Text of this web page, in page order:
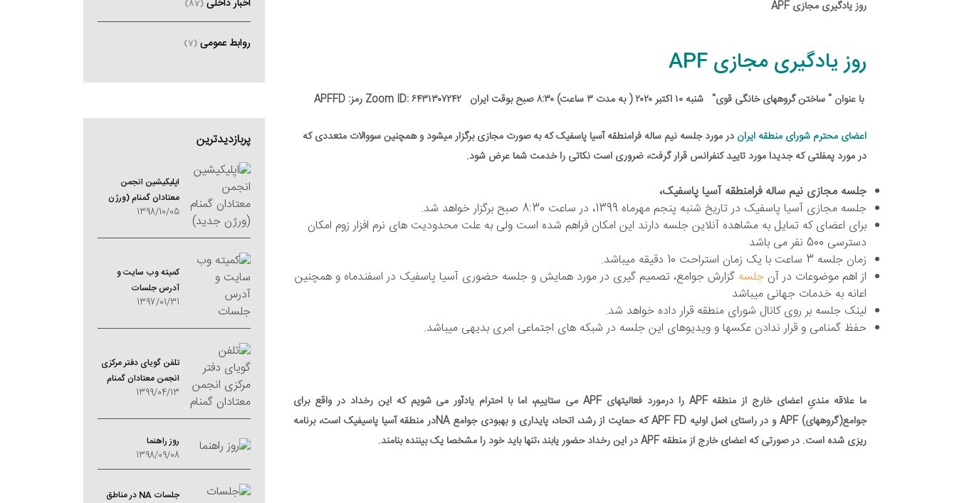
روز یادگیری مجازی APF
روز یادگیری مجازی APF
با عنوان " ساختن گروههای خانگی قوی" شنبه ۱۰ اکتبر ۲۰۲۰ ( به مدت ۳ ساعت) ۸:۳۰ صبح بوقت ایران Zoom ID: ۶۴۳۱۳۰۷۲۴۲ رمز: APFFD
اعضای محترم شورای منطقه ایران در مورد جلسه نیم ساله فرامنطقه آسیا پاسفیک که به صورت مجازی برگزار میشود و همچنین سووالات متعددی که
در مورد پمفلتی که جدیدا مورد تایید کنفرانس قرار گرفت، ضروری است نکاتی را خدمت شما عرض شود.
جلسه مجازی نیم ساله فرامنطقه آسیا پاسفیک،
جلسه مجازی آسیا پاسفیک در تاریخ شنبه پنجم مهرماه 1399، در ساعت 8:30 صبح برگزار خواهد شد.
برای اعضای که تمایل به مشاهده آنلاین جلسه دارند این امکان فراهم شده است ولی به علت محدودیت های نرم افزار زوم امکان
دسترسی 500 نفر می باشد
زمان جلسه 3 ساعت با یک زمان استراحت 10 دقیقه میباشد.
از اهم موضوعات در آن جلسه گزارش جوامع، تصمیم گیری در مورد همایش و جلسه حضوری آسیا پاسفیک در اسفندماه و همچنین
اعانه به خدمات جهانی میباشد
لینک جلسه بر روی کانال شورای منطقه قرار داده خواهد شد.
حفظ گمنامی و قرار ندادن عکسها و ویدیوهای این جلسه در شبکه های اجتماعی امری بدیهی میباشد.
ما علاقه مندیِ اعضای خارج از منطقه APF را درمورد فعالیتهای APF می ستاییم، اما با احترام یادآور می شویم که این رخداد در واقع برای
جوامع(گروههای) APF و در راستای اصل اولیه APF FD که حمایت از رشد، اتحاد، پایداری و بهبودی جوامع NAدر منطقه آسیا پاسیفیک است، برنامه
ریزی شده است. در صورتی که اعضای خارج از منطقه APF در این رخداد حضور یابند ،تنها باید خود را مشخصا یک بیننده بنامند.
اخبار داخلی (87)
روابط عمومی (7)
پربازدیدترین
اپلیکیشین انجمن
معتادان گمنام (ورژن
جدید)
1398/10/05
کمیته وب سایت و
آدرس جلسات
1397/01/31
تلفن گویای دفتر مرکزی
انجمن معتادان گمنام
1399/04/13
روز راهنما
1398/09/08
جلسات NA در مناطق